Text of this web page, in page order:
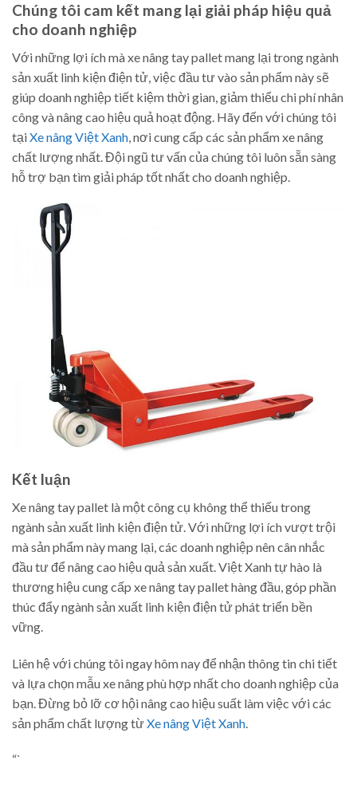
Chúng tôi cam kết mang lại giải pháp hiệu quả
cho doanh nghiệp
Với những lợi ích mà xe nâng tay pallet mang lại trong ngành
sản xuất linh kiện điện tử, việc đầu tư vào sản phẩm này sẽ
giúp doanh nghiệp tiết kiệm thời gian, giảm thiểu chi phí nhân
công và nâng cao hiệu quả hoạt động. Hãy đến với chúng tôi
tạiXe nâng Việt Xanh, nơi cung cấp các sản phẩm xe nâng
chất lượng nhất. Đội ngũ tư vấn của chúng tôi luôn sẵn sàng
hỗ trợ bạn tìm giải pháp tốt nhất cho doanh nghiệp.
Kết luận
Xe nâng tay pallet là một công cụ không thể thiếu trong
ngành sản xuất linh kiện điện tử. Với những lợi ích vượt trội
mà sản phẩm này mang lại, các doanh nghiệp nên cân nhắc
đầu tư để nâng cao hiệu quả sản xuất. Việt Xanh tự hào là
thương hiệu cung cấp xe nâng tay pallet hàng đầu, góp phần
thúc đẩy ngành sản xuất linh kiện điện tử phát triển bền
vững.
Liên hệ với chúng tôi ngay hôm nay để nhận thông tin chi tiết
và lựa chọn mẫu xe nâng phù hợp nhất cho doanh nghiệp của
bạn. Đừng bỏ lỡ cơ hội nâng cao hiệu suất làm việc với các
sản phẩm chất lượng từXe nâng Việt Xanh
“`